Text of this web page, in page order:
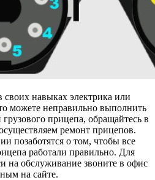
навыках электрика или
можете неправильно выполнить
прицепа, обращайтесь в
ремонт прицепов.
позаботятся о том, чтобы все
работали правильно. Для
на обслуживание звоните в офис
на сайте.